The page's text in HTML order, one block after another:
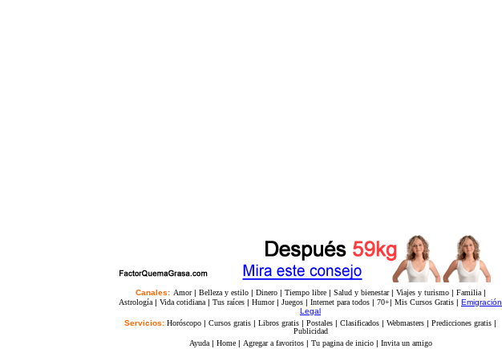
Canales: Amor| Belleza y estilo| Dinero| Tiempo libre| Salud y bienestar| Viajes y turismo| Familia|
Astrología | Vida cotidiana | Tus raíces | Humor| Juegos | Internet para todos | 70+| Mis Cursos Gratis | Emigración
Legal
Servicios: Horóscopo | Cursos gratis | Libros gratis | Postales | Clasificados | Webmasters | Predicciones gratis |
Publicidad
Ayuda| Home| Agregar a favoritos| Tu pagina de inicio| Invita un amigo